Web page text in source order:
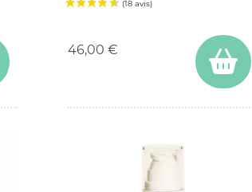
46,00 €